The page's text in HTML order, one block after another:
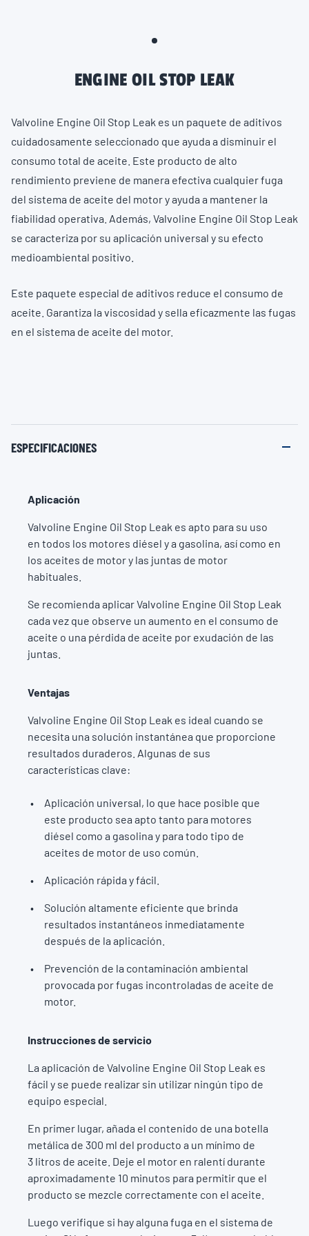
ENGINE OIL STOP LEAK
Valvoline Engine Oil Stop Leak es un paquete de aditivos
cuidadosamente seleccionado que ayuda a disminuir el
consumo total de aceite. Este producto de alto
rendimiento previene de manera efectiva cualquier fuga
del sistema de aceite del motor y ayuda a mantener la
fiabilidad operativa. Además, Valvoline Engine Oil Stop Leak
se caracteriza por su aplicación universal y su efecto
medioambiental positivo.
Este paquete especial de aditivos reduce el consumo de
aceite. Garantiza la viscosidad y sella eficazmente las fugas
en el sistema de aceite del motor.
ESPECIFICACIONES
Aplicación
Valvoline Engine Oil Stop Leak es apto para su uso
en todos los motores diésel y a gasolina, así como en
los aceites de motor y las juntas de motor
habituales.
Se recomienda aplicar Valvoline Engine Oil Stop Leak
cada vez que observe un aumento en el consumo de
aceite o una pérdida de aceite por exudación de las
juntas.
Ventajas
Valvoline Engine Oil Stop Leak es ideal cuando se
necesita una solución instantánea que proporcione
resultados duraderos. Algunas de sus
características clave:
Aplicación universal, lo que hace posible que
este producto sea apto tanto para motores
diésel como a gasolina y para todo tipo de
aceites de motor de uso común.
Aplicación rápida y fácil.
Solución altamente eficiente que brinda
resultados instantáneos inmediatamente
después de la aplicación.
Prevención de la contaminación ambiental
provocada por fugas incontroladas de aceite de
motor.
Instrucciones de servicio
La aplicación de Valvoline Engine Oil Stop Leak es
fácil y se puede realizar sin utilizar ningún tipo de
equipo especial.
En primer lugar, añada el contenido de una botella
metálica de 300 ml del producto a un mínimo de
3 litros de aceite. Deje el motor en ralentí durante
aproximadamente 10 minutos para permitir que el
producto se mezcle correctamente con el aceite.
Luego verifique si hay alguna fuga en el sistema de